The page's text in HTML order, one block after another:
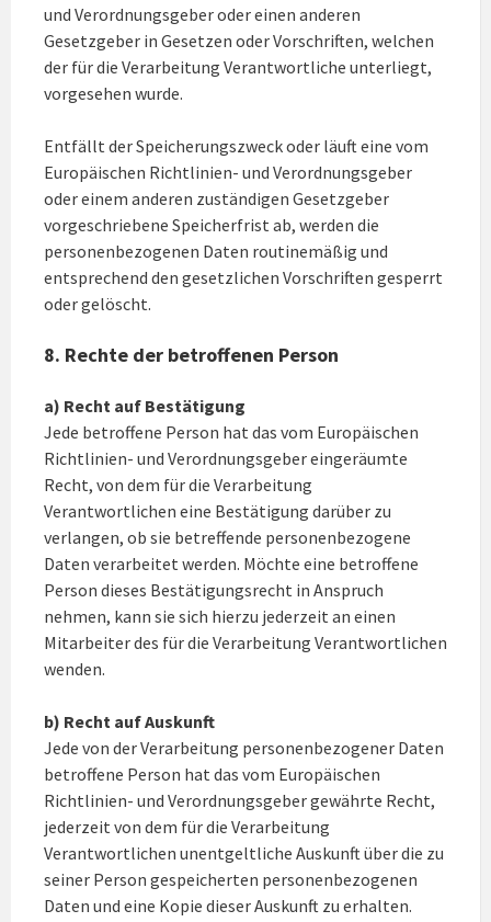
und Verordnungsgeber oder einen anderen
Gesetzgeber in Gesetzen oder Vorschriften, welchen
der für die Verarbeitung Verantwortliche unterliegt,
vorgesehen wurde.
Entfällt der Speicherungszweck oder läuft eine vom
Europäischen Richtlinien- und Verordnungsgeber
oder einem anderen zuständigen Gesetzgeber
vorgeschriebene Speicherfrist ab, werden die
personenbezogenen Daten routinemäßig und
entsprechend den gesetzlichen Vorschriften gesperrt
oder gelöscht.
8. Rechte der betroffenen Person
a) Recht auf Bestätigung
Jede betroffene Person hat das vom Europäischen
Richtlinien- und Verordnungsgeber eingeräumte
Recht, von dem für die Verarbeitung
Verantwortlichen eine Bestätigung darüber zu
verlangen, ob sie betreffende personenbezogene
Daten verarbeitet werden. Möchte eine betroffene
Person dieses Bestätigungsrecht in Anspruch
nehmen, kann sie sich hierzu jederzeit an einen
Mitarbeiter des für die Verarbeitung Verantwortlichen
wenden.
b) Recht auf Auskunft
Jede von der Verarbeitung personenbezogener Daten
betroffene Person hat das vom Europäischen
Richtlinien- und Verordnungsgeber gewährte Recht,
jederzeit von dem für die Verarbeitung
Verantwortlichen unentgeltliche Auskunft über die zu
seiner Person gespeicherten personenbezogenen
Daten und eine Kopie dieser Auskunft zu erhalten.